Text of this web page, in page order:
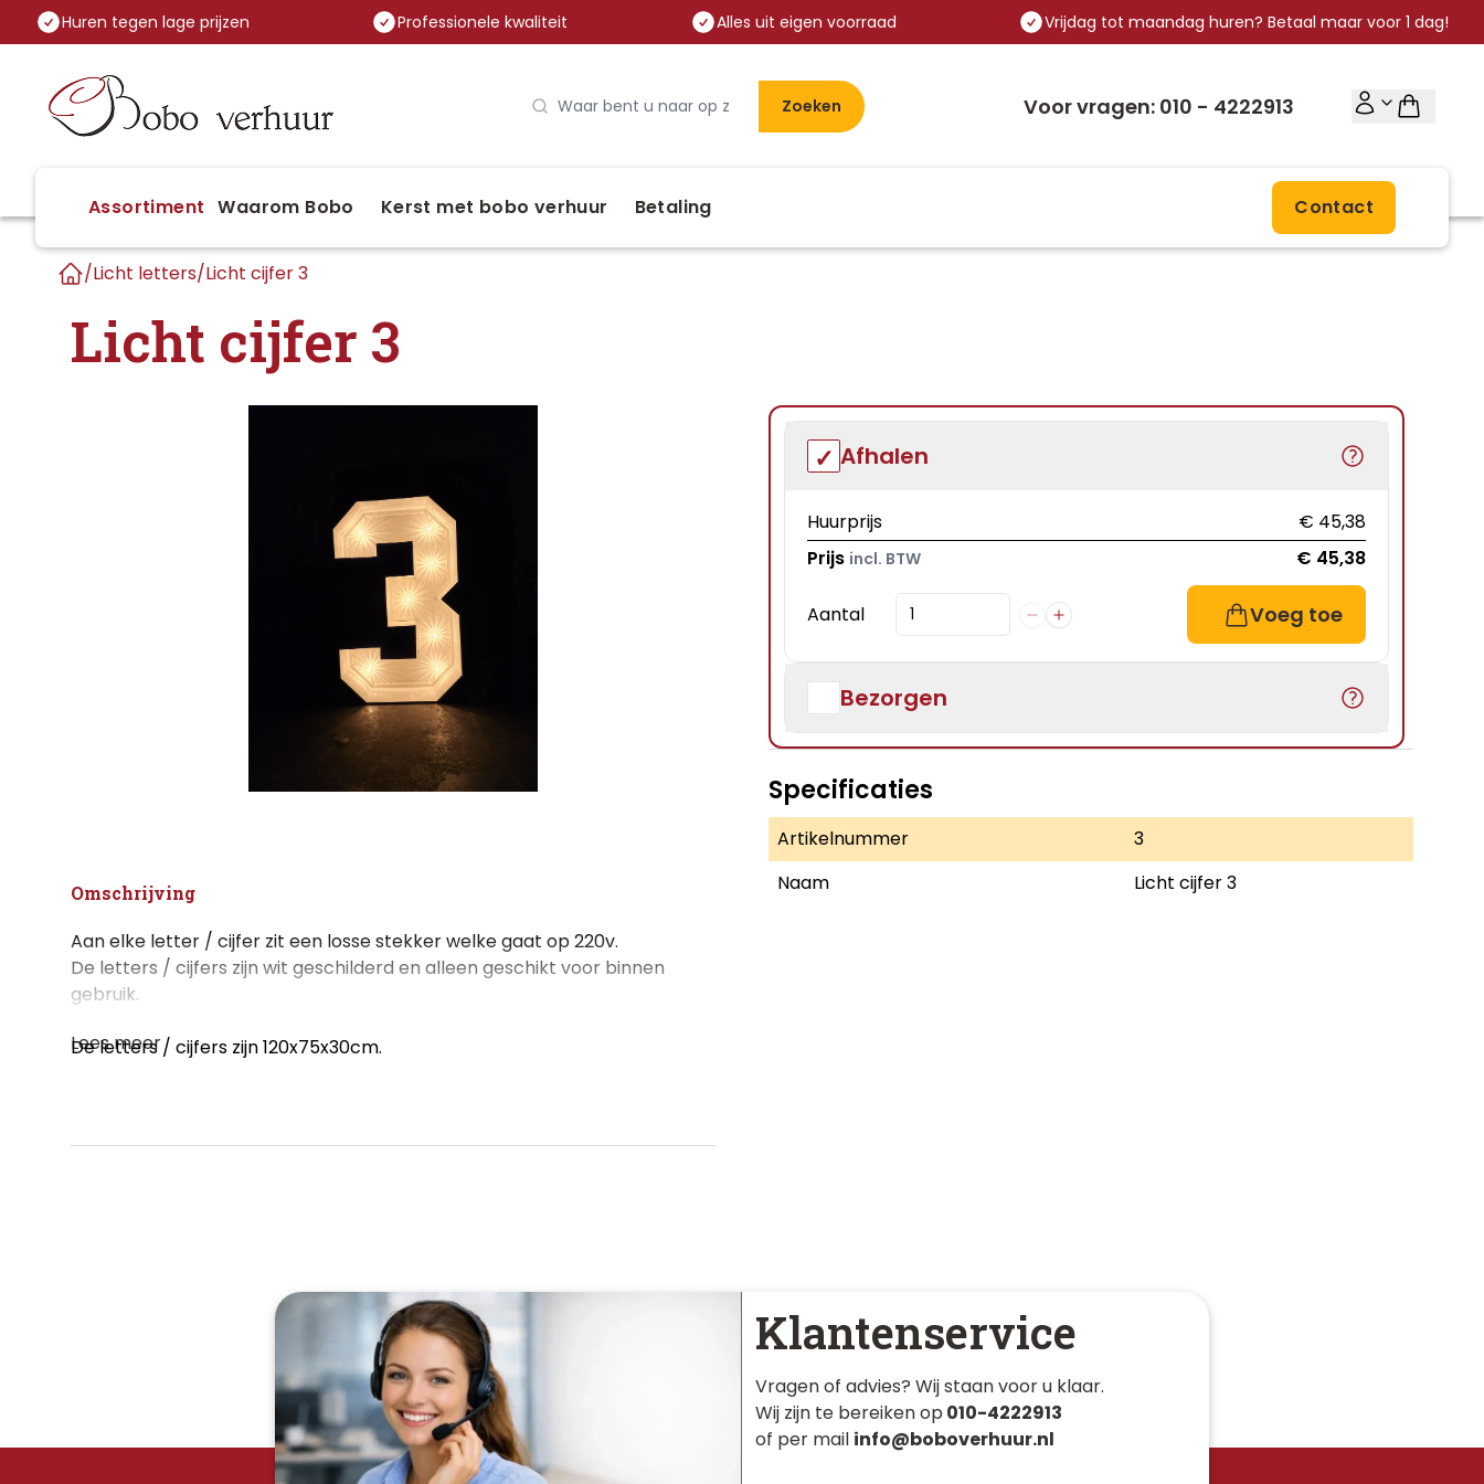
Huren tegen lage prijzen Professionele kwaliteit Alles uit eigen voorraad Vrijdag tot maandag huren? Betaal maar voor 1 dag!
Zoeken Voor vragen: 010 - 4222913
Assortiment Waarom Bobo Kerst met bobo verhuur Betaling Contact
/Licht letters/Licht cijfer 3
Licht cijfer 3
Omschrijving
Aan elke letter / cijfer zit een losse stekker welke gaat op 220v.
De letters / cijfers zijn wit geschilderd en alleen geschikt voor binnen
gebruik.
De letters / cijfers zijn 120x75x30cm.
Lees meer
Afhalen
Huurprijs
€ 45,38
Prijs incl. BTW € 45,38
Aantal Voeg toe
Bezorgen
Specificaties
Artikelnummer
3
Naam
Licht cijfer 3
Klantenservice
Vragen of advies? Wij staan voor u klaar.
Wij zijn te bereiken op 010-4222913
of per mail info@boboverhuur.nl